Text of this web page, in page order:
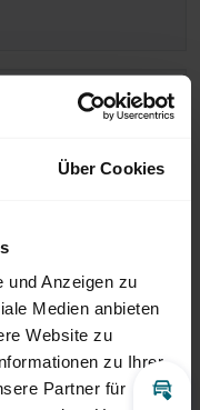
Über Cookies
und Anzeigen zu
Medien anbieten
Website zu
zu Ihrer
Partner für